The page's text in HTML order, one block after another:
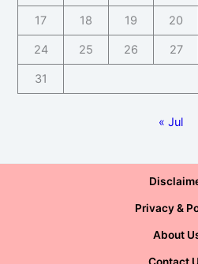
17 18 19 20
24 25 26 27
31
« Jul
Privacy &
About
Contact